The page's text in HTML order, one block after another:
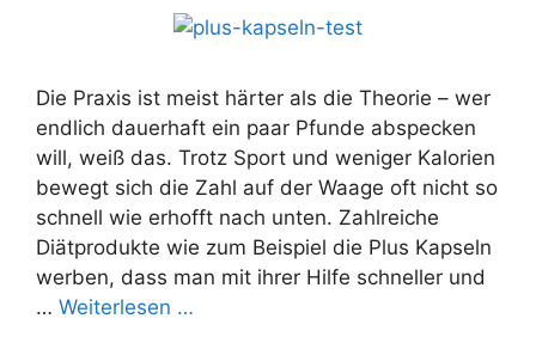
Die Praxis ist meist härter als die Theorie – wer
endlich dauerhaft ein paar Pfunde abspecken
will, weiß das. Trotz Sport und weniger Kalorien
bewegt sich die Zahl auf der Waage oft nicht so
schnell wie erhofft nach unten. Zahlreiche
Diätprodukte wie zum Beispiel die Plus Kapseln
werben, dass man mit ihrer Hilfe schneller und
… Weiterlesen …